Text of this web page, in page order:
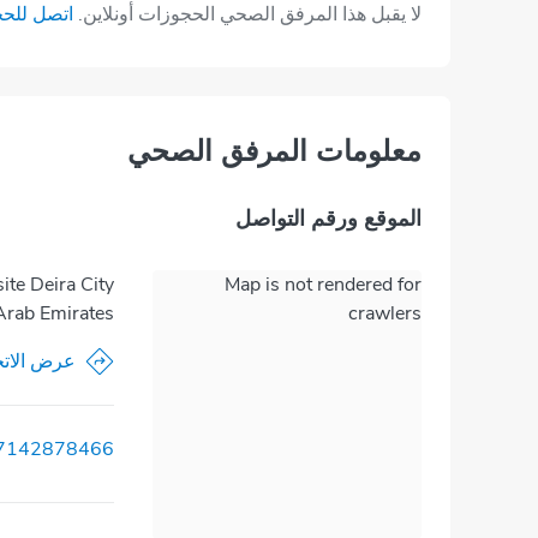
لا يقبل هذا المرفق الصحي الحجوزات أونلاين. اتصل
معلومات المرفق الصحي
الموقع ورقم التواصل
Map is not rendered for
crawlers
Deira City
Emirates
عرض